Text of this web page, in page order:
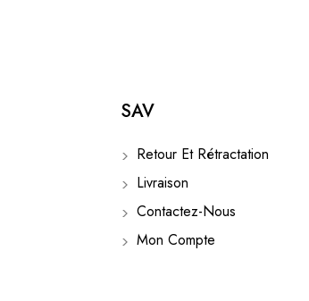
SAV
Retour Et Rétractation
Livraison
Contactez-Nous
Mon Compte